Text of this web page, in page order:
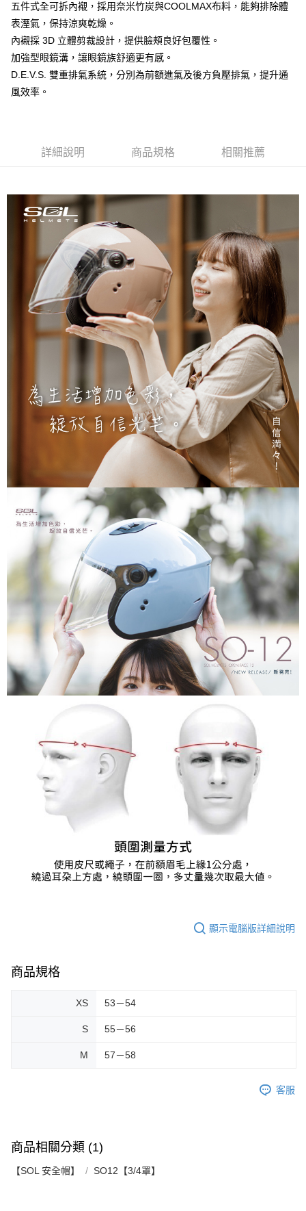
大哥付你分期
相關說明
【大哥付你分期使用說明】
1.本服務由台灣大哥大提供，台灣大哥大用戶可立即使用無須另外申請。
2.付款方式選擇「大哥付你分期」，訂單成立後會自動跳轉到大哥付的交易
流程，驗證手機門號後，選擇欲分期的期數、繳款截止日，確認付款後即完
成交易。
【繳款方式說明】
2.透過簡訊連結打開帳單後，可選擇「超商條碼／台灣大直營門市／銀行轉
帳／街口支付／iPASS MONEY」等通路繳費。
1.本服務係由「台灣大哥大股份有限公司」（以下簡稱本公司）所提供，讓
用戶於交易時，得透過本服務購買商品或服務，並由商店將買賣／分期付款
買賣價金債權讓與本公司後，依約使用本公司帳單繳交帳款。
2.基於同意付款使用「大哥付你分期」之契約關係目的，商店將以您的個人
資料（包含姓名、電話或地址）提供予台灣大哥大進項蒐集、處理及利用，
由本公司與您本人進行分期帳單所需資料之確認、核對及更正。
3.完整用戶服務條款，請詳閱以下連結：
https://oppay.tw/userRule
AFTEE先享後付
相關說明
【關於「AFTEE先享後付」】
AFTEE先享後付是「在收到商品之後才付款」的支付方式。 讓您購物簡單
３．安心：先確認商品／服務後，再付款。
結帳頁面，進行簡訊認證並確認金額後，即可完成結帳。
２．訂單成立數日內，您將收到繳費通知簡訊。
３．收到繳費通知簡訊後14天內，點擊此簡訊中的連結，可透過四大超商／
ATM／網路銀行／等多元方式進行付款，方視為交易完成。
※ 請注意：結帳手續完成當下不需立刻繳費，但若您需要取消訂單，請聯絡
購買商品的店家。未經商家同意取消之訂單仍視為有效，需透過AFTEE先享
後付繳納相關費用。
※ 交易是否成功請以「AFTEE先享後付 」之結帳頁面顯示為準，若有關於
是否繳費成功／繳費後需取消欲退款等相關疑問，請聯繫「AFTEE先享後付
客戶支援中心」 https://netprotections.freshdesk.com/support/home
【注意事項】
１．透過由恩沛科技股份有限公司提供之「AFTEE先享後付」服務完成之交
易，需依本服務之必要範圍內提供個人資料，並將交易相關給付款項請求債
權轉讓予恩沛科技股份有限公司。
２．關於個人資料處理事宜，請瀏覽以下網址：
https://aftee.tw/terms/#terms3
３．未成年的使用者請事先徵得法定代理人或監護人之同意方可使用
「AFTEE先享後付」，若未經同意申辦者引起之損失，本公司不負相關責
４．使用「AFTEE先享後付」時，將依據個別帳號之用戶狀況，依本公司即
時審查核予不同之上限額度；若仍有額度不足之情形，本公司將視審查結果
請求用戶進行身份認證。
５．嚴禁一人註冊多個帳號或使用他人資訊註冊。若發現惡意使用之情形，
恩沛科技股份有限公司將有權停止該用戶之使用額度並採取法律行動。
ATM付款
全家取貨付款
付款後全家取貨
每筆NT$80，滿NT$1,999(含以上)免運費
7-11取貨付款
每筆NT$80，滿NT$1,999(含以上)免運費
付款後7-11取貨
每筆NT$80，滿NT$1,999(含以上)免運費
每筆NT$80，滿NT$1,999(含以上)免運費
五件式全可拆內襯，採用奈米竹炭與COOLMAX布料，能夠排除體
表溼氣，保持涼爽乾燥。
內襯採 3D 立體剪裁設計，提供臉頰良好包覆性。
加強型眼鏡溝，讓眼鏡族舒適更有感。
D.E.V.S. 雙重排氣系統，分別為前額進氣及後方負壓排氣，提升通
風效率。
詳細說明 商品規格 相關推薦
顯示電腦版詳細說明
商品規格
XS 53－54
S 55－56
M 57－58
客服
商品相關分類 (1)
【SOL 安全帽】 SO12【3/4罩】